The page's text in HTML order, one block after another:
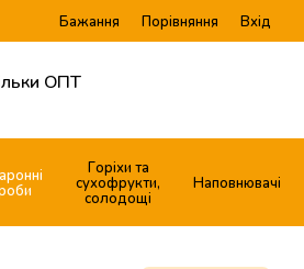
Бажання Порівняння Вхід
ОПТ
Горіхи та
сухофрукти,
солодощі
Наповнювачі